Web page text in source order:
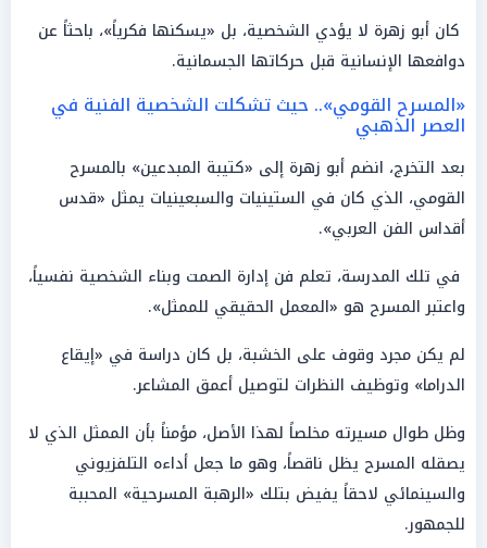
كان أبو زهرة لا يؤدي الشخصية، بل «يسكنها فكرياً»، باحثاً عن
دوافعها الإنسانية قبل حركاتها الجسمانية.
«المسرح القومي».. حيث تشكلت الشخصية الفنية في
العصر الذهبي
بعد التخرج، انضم أبو زهرة إلى «كتيبة المبدعين» بالمسرح
القومي، الذي كان في الستينيات والسبعينيات يمثل «قدس
أقداس الفن العربي».
في تلك المدرسة، تعلم فن إدارة الصمت وبناء الشخصية نفسياً،
واعتبر المسرح هو «المعمل الحقيقي للممثل».
لم يكن مجرد وقوف على الخشبة، بل كان دراسة في «إيقاع
الدراما» وتوظيف النظرات لتوصيل أعمق المشاعر.
وظل طوال مسيرته مخلصاً لهذا الأصل، مؤمناً بأن الممثل الذي لا
يصقله المسرح يظل ناقصاً، وهو ما جعل أداءه التلفزيوني
والسينمائي لاحقاً يفيض بتلك «الرهبة المسرحية» المحببة
للجمهور.